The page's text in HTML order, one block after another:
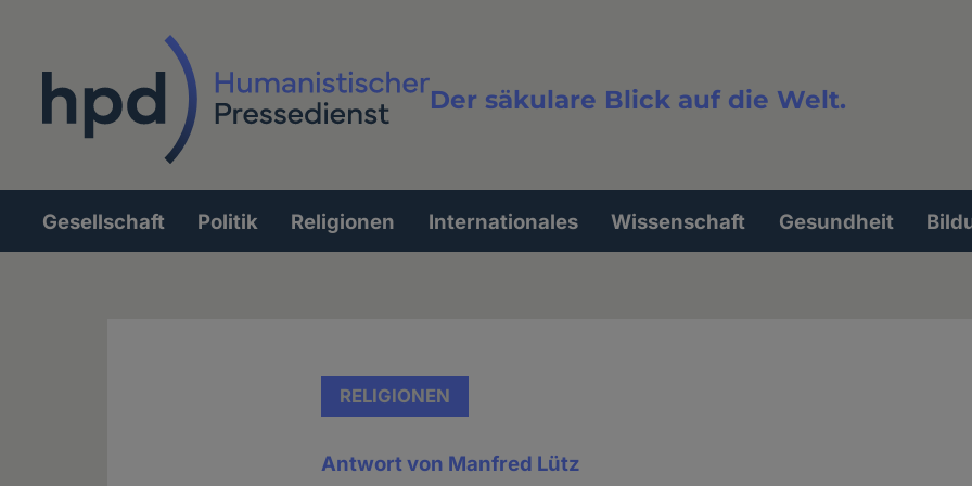
Der säkulare Blick auf die Welt.
Volltextsuche
Hauptnavigation
Gesellschaft Politik Religionen Internationales Wissenschaft Gesundheit
RELIGIONEN
Antwort von Manfred Lütz